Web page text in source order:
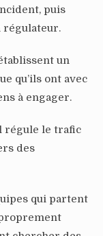
puis
régulateur.
un
qu’ils ont avec
à engager.
régule le trafic
des
qui partent